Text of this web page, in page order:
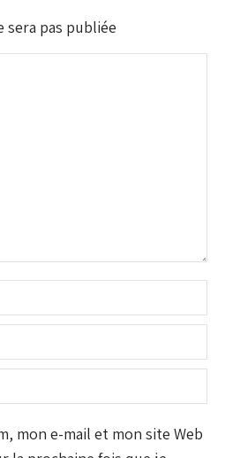
sera pas publiée
mon e-mail et mon site Web